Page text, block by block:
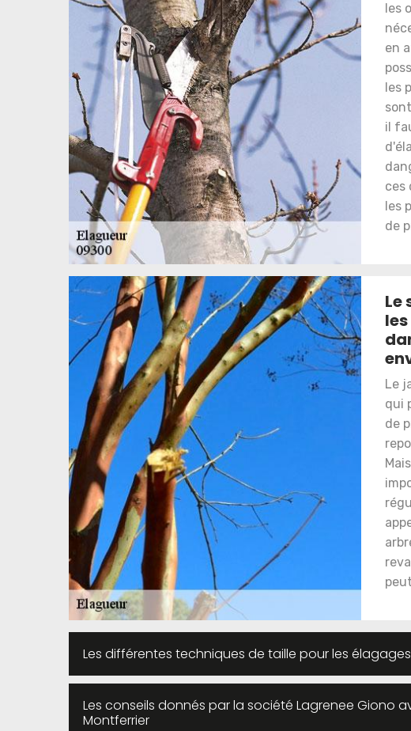
les
en
les
il
ces
les
de
Le
Le
qui
de
Les différentes techniques de taille pour les
Les conseils donnés par la société Lagrenee Giono
Montferrier